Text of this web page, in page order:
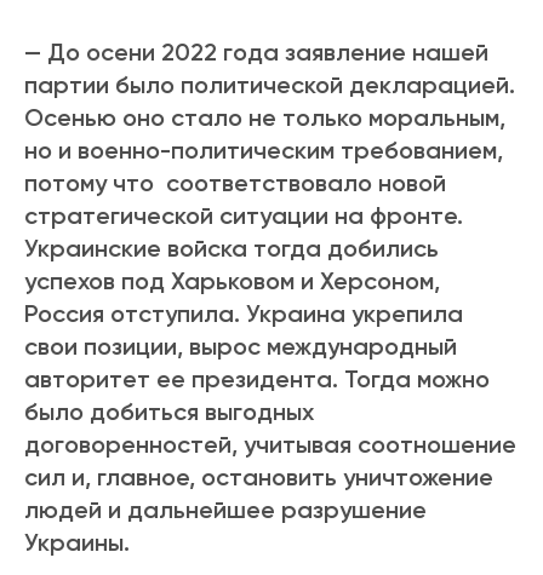
— До осени 2022 года заявление нашей
партии было политической декларацией.
Осенью оно стало не только моральным,
но и военно-политическим требованием,
потому что соответствовало новой
стратегической ситуации на фронте.
Украинские войска тогда добились
успехов под Харьковом и Херсоном,
Россия отступила. Украина укрепила
свои позиции, вырос международный
авторитет ее президента. Тогда можно
было добиться выгодных
договоренностей, учитывая соотношение
сил и, главное, остановить уничтожение
людей и дальнейшее разрушение
Украины.